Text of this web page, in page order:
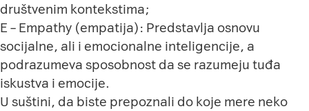
društvenim kontekstima;
E – Empathy (empatija): Predstavlja osnovu
socijalne, ali i emocionalne inteligencije, a
podrazumeva sposobnost da se razumeju tuđa
iskustva i emocije.
U suštini, da biste prepoznali do koje mere neko